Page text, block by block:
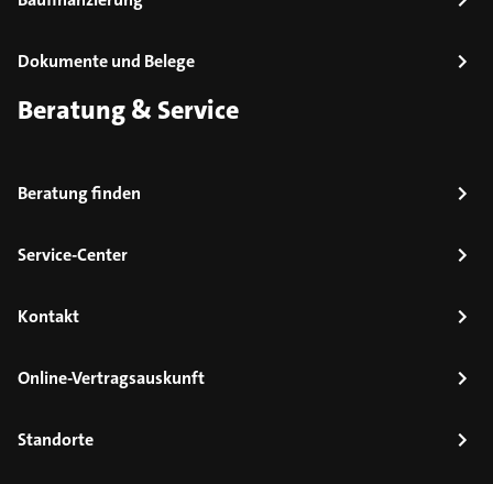
Dokumente und Belege
Beratung & Service
Beratung finden
Service-Center
Kontakt
Online-Vertragsauskunft
Standorte